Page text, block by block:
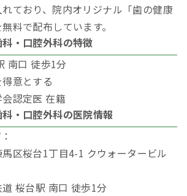
ており、院内オリジナル「歯の健康
料で配布しています。
・口腔外科の特徴
南口 徒歩1分
意とする
認定医 在籍
・口腔外科の医院情報
区桜台1丁目4-1 クウォータービル
桜台駅 南口 徒歩1分